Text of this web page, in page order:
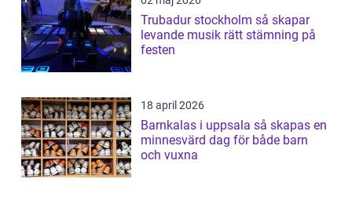
Trubadur stockholm så skapar
levande musik rätt stämning på
festen
18 april 2026
Barnkalas i uppsala så skapas en
minnesvärd dag för både barn
och vuxna